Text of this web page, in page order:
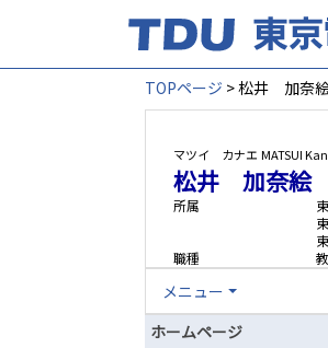
TOPページ > 松井 加奈
マツイ カナエ MATSUI
松井 加奈絵
所属
職種
メニュー
ホームページ